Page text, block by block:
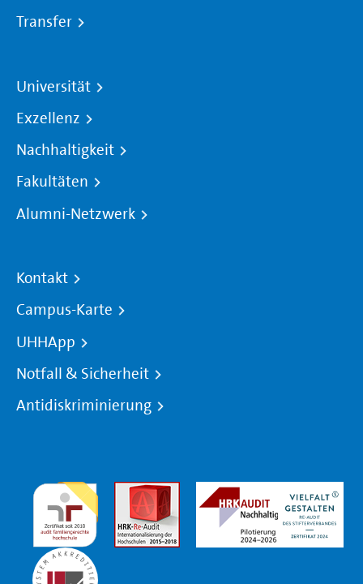
Transfer
Universität
Exzellenz
Nachhaltigkeit
Fakultäten
Alumni-Netzwerk
Kontakt
Campus-Karte
UHHApp
Notfall & Sicherheit
Antidiskriminierung